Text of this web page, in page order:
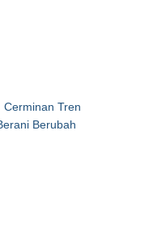
Tren
Berubah